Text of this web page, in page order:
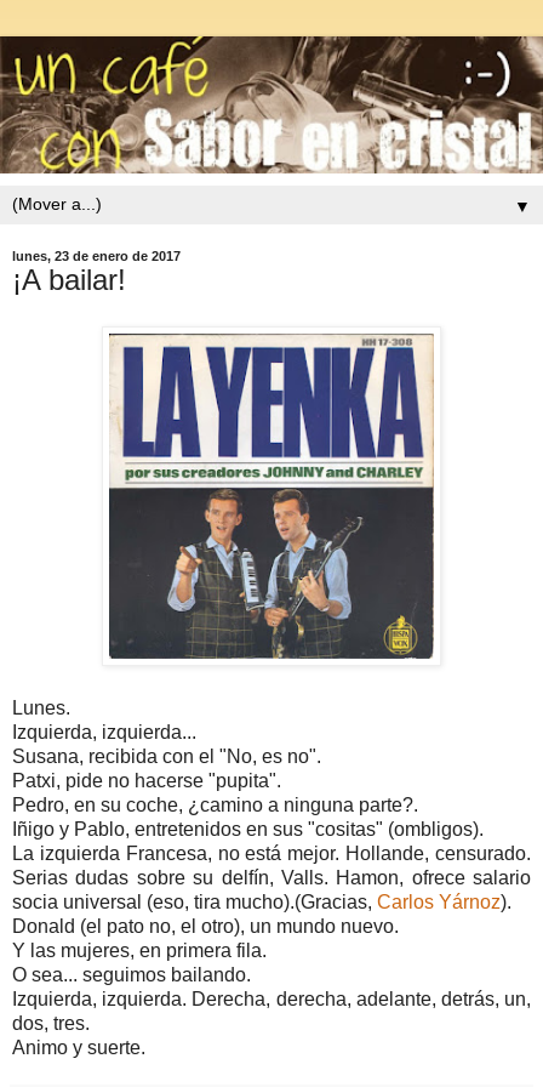
▼
lunes, 23 de enero de 2017
¡A bailar!
Lunes.
Izquierda, izquierda...
Susana, recibida con el "No, es no".
Patxi, pide no hacerse "pupita".
Pedro, en su coche, ¿camino a ninguna parte?.
Iñigo y Pablo, entretenidos en sus "cositas" (ombligos).
La izquierda Francesa, no está mejor. Hollande, censurado.
Serias dudas sobre su delfín, Valls. Hamon, ofrece salario
socia universal (eso, tira mucho).(Gracias, Carlos Yárnoz).
Donald (el pato no, el otro), un mundo nuevo.
Y las mujeres, en primera fila.
O sea... seguimos bailando.
Izquierda, izquierda. Derecha, derecha, adelante, detrás, un,
dos, tres.
Animo y suerte.